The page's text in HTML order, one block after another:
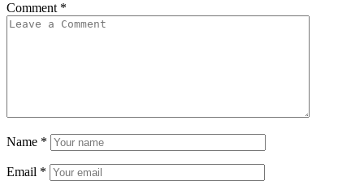
Comment *
Name *
Email *